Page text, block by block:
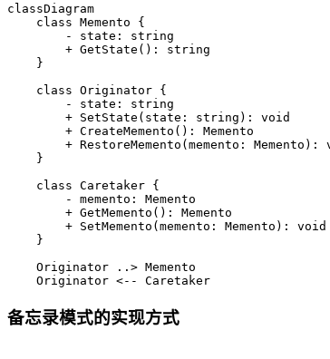
classDiagram
    class Memento {
        - state: string
        + GetState(): string
    }
    class Originator {
        - state: string
        + SetState(state: string): void
        + CreateMemento(): Memento
+ RestoreMemento(memento: Memento):
    }
    class Caretaker {
        - memento: Memento
        + GetMemento(): Memento
        + SetMemento(memento: Memento): void
    }
    Originator ..> Memento
    Originator <-- Caretaker
备忘录模式的实现方式